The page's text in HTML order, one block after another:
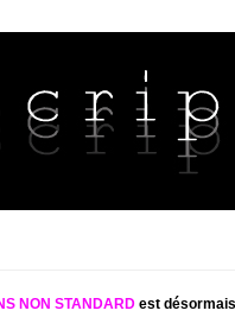
NON STANDARDest